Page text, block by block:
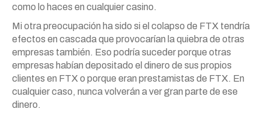
como lo haces en cualquier casino.
Mi otra preocupación ha sido si el colapso de FTX tendría
efectos en cascada que provocarían la quiebra de otras
empresas también. Eso podría suceder porque otras
empresas habían depositado el dinero de sus propios
clientes en FTX o porque eran prestamistas de FTX. En
cualquier caso, nunca volverán a ver gran parte de ese
dinero.